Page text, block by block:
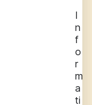
I
n
f
o
r
m
a
ti